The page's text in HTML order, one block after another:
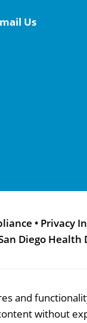
Us
• Privacy
Diego
and
without